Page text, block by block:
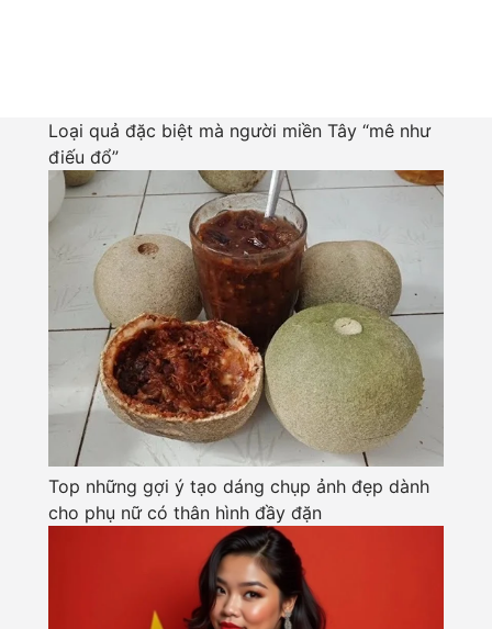
Loại quả đặc biệt mà người miền Tây “mê như
điếu đổ”
Top những gợi ý tạo dáng chụp ảnh đẹp dành
cho phụ nữ có thân hình đầy đặn